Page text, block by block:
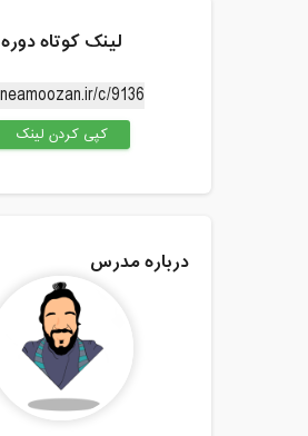
لینک کوتاه دوره
کپی کردن لینک
درباره مدرس